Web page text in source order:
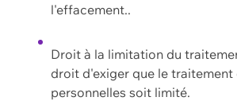
l'effacement..
Droit à la limitation du
droit d'exiger que le traitement
personnelles soit limité.